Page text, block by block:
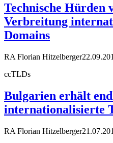
Technische Hürden
Verbreitung
Domains
RA Florian Hitzelberger
ccTLDs
Bulgarien erhält
internationalisierte
RA Florian Hitzelberger